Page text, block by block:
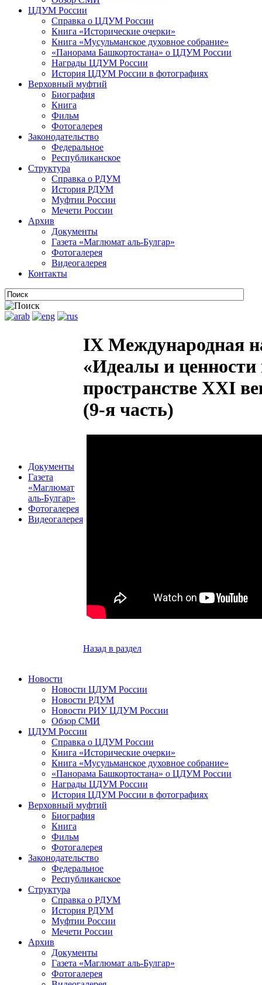
ЦДУМ России
Справка о ЦДУМ России
Книга «Исторические очерки»
Книга «Мусульманское духовное собрание»
«Панорама Башкортостана» о ЦДУМ России
Награды ЦДУМ России
История ЦДУМ России в фотографиях
Верховный муфтий
Биография
Книга
Фильм
Фотогалерея
Законодательство
Федеральное
Республиканское
Структура
Справка о РДУМ
История РДУМ
Муфтии России
Мечети России
Архив
Документы
Газета «Маглюмат аль-Булгар»
Фотогалерея
Видеогалерея
Контакты
Документы
Газета
«Маглюмат
аль-Булгар»
Фотогалерея
Видеогалерея
IX Международная
«Идеалы и ценности
пространстве XXI
(9-я часть)
Назад в раздел
Новости
Новости ЦДУМ России
Новости РДУМ
Новости РИУ ЦДУМ России
Обзор СМИ
ЦДУМ России
Справка о ЦДУМ России
Книга «Исторические очерки»
Книга «Мусульманское духовное собрание»
«Панорама Башкортостана» о ЦДУМ России
Награды ЦДУМ России
История ЦДУМ России в фотографиях
Верховный муфтий
Биография
Книга
Фильм
Фотогалерея
Законодательство
Федеральное
Республиканское
Структура
Справка о РДУМ
История РДУМ
Муфтии России
Мечети России
Архив
Документы
Газета «Маглюмат аль-Булгар»
Фотогалерея